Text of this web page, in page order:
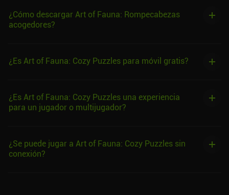
¿Cómo descargar Art of Fauna: Rompecabezas
acogedores?
¿Es Art of Fauna: Cozy Puzzles para móvil gratis?
¿Es Art of Fauna: Cozy Puzzles una experiencia
para un jugador o multijugador?
¿Se puede jugar a Art of Fauna: Cozy Puzzles sin
conexión?